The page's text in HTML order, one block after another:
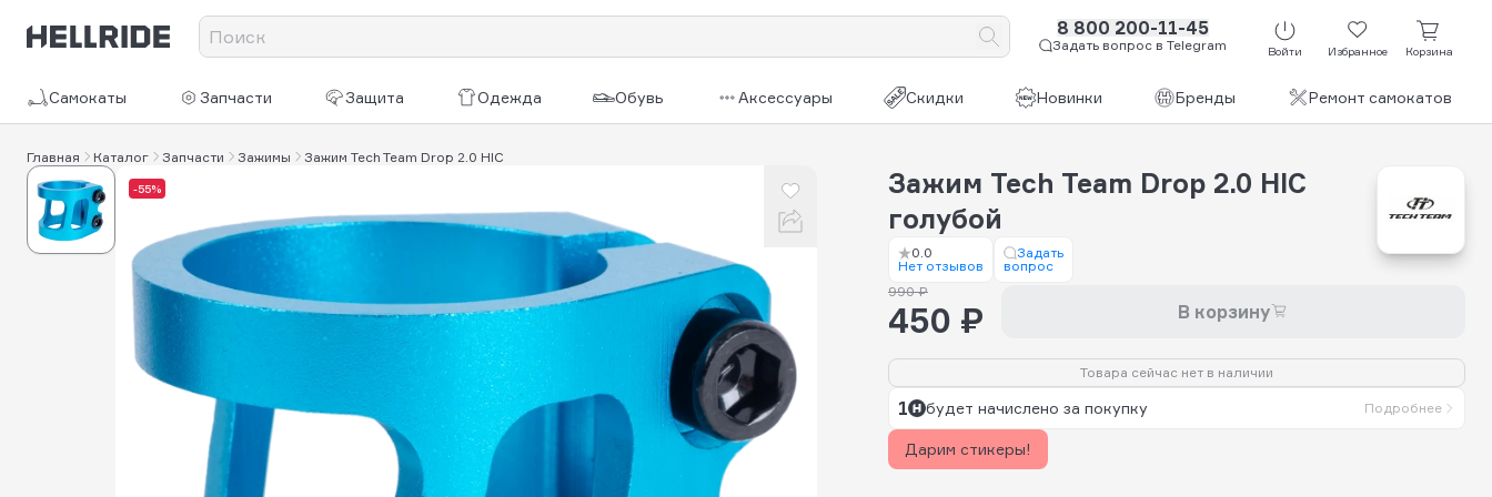
8 800 200-11-45
Задать вопрос в Telegram Войти Избранное Корзина
Самокаты Запчасти Защита Одежда Обувь Аксессуары Скидки Новинки Бренды Ремонт самокатов
Главная Каталог Запчасти Зажимы Зажим Tech Team Drop 2.0 HIC
-55%
Зажим Tech Team Drop 2.0 HIC
голубой
0.0
Нет отзывов
Задать
вопрос
990 ₽
450 ₽ В корзину
Товара сейчас нет в наличии
1 будет начислено за покупку Подробнее
Дарим стикеры!